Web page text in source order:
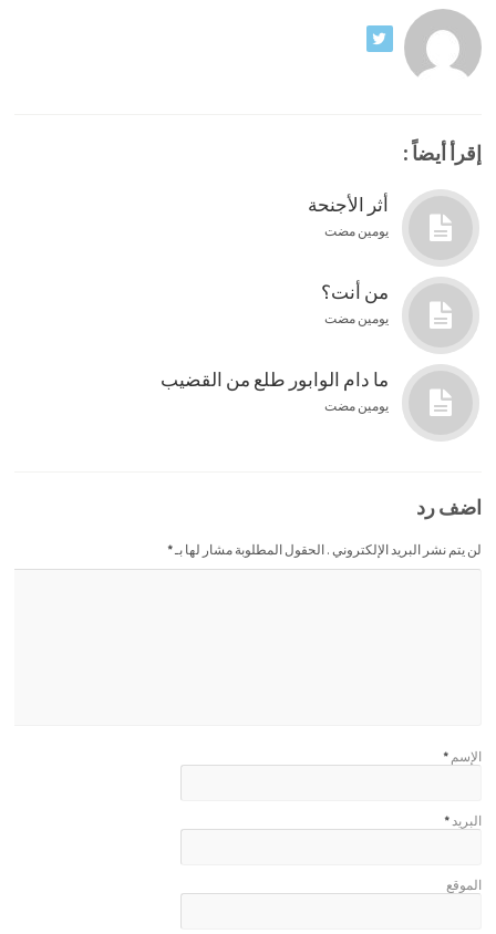
إقرأ أيضاً :
أثر الأجنحة
يومين مضت
من أنت؟
يومين مضت
ما دام الوابور طلع من القضيب
يومين مضت
اضف رد
لن يتم نشر البريد الإلكتروني . الحقول المطلوبة مشار لها بـ*
الإسم *
البريد*
الموقع